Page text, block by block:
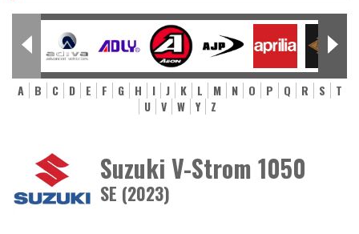
A B C D E F G H I J K L M N O P Q R S
T
U
V W Y Z
Suzuki V-Strom 1050
SE (2023)